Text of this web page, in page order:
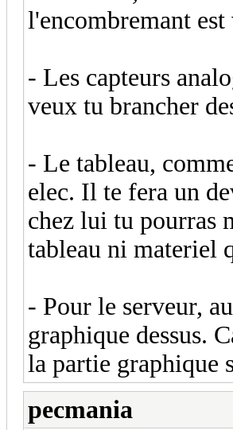
l'encombremant
- Les capteurs
veux tu brancher
- Le tableau,
elec. Il te fera un
chez lui tu pourras
tableau ni materiel
- Pour le serveur,
graphique dessus.
la partie graphique
pecmania